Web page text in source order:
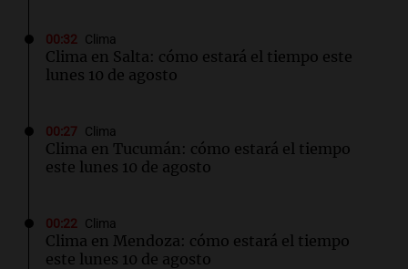
00:32 Clima
Clima en Salta: cómo estará el tiempo este
lunes 10 de agosto
00:27 Clima
Clima en Tucumán: cómo estará el tiempo
este lunes 10 de agosto
00:22 Clima
Clima en Mendoza: cómo estará el tiempo
este lunes 10 de agosto